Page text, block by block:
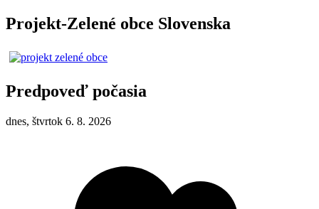
Projekt-Zelené obce Slovenska
Predpoveď počasia
dnes, štvrtok 6. 8. 2026